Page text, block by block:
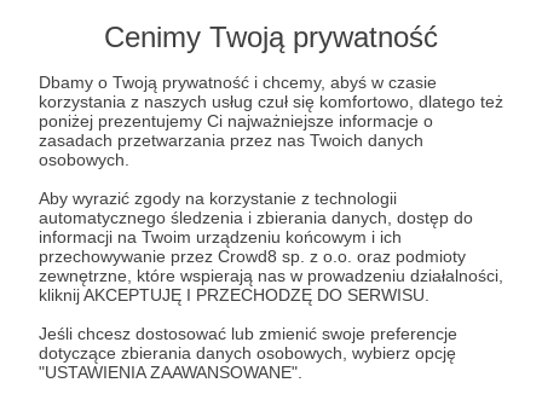
Cenimy Twoją prywatność
Dbamy o Twoją prywatność i chcemy, abyś w czasie
korzystania z naszych usług czuł się komfortowo, dlatego też
poniżej prezentujemy Ci najważniejsze informacje o
zasadach przetwarzania przez nas Twoich danych
osobowych.
Aby wyrazić zgody na korzystanie z technologii
automatycznego śledzenia i zbierania danych, dostęp do
informacji na Twoim urządzeniu końcowym i ich
przechowywanie przez Crowd8 sp. z o.o. oraz podmioty
zewnętrzne, które wspierają nas w prowadzeniu działalności,
kliknij AKCEPTUJĘ I PRZECHODZĘ DO SERWISU.
Jeśli chcesz dostosować lub zmienić swoje preferencje
dotyczące zbierania danych osobowych, wybierz opcję
"USTAWIENIA ZAAWANSOWANE".
wyrażenia sprzeciwu wobec przetwarzania Twoich danych
osobowych. Rejestracja dla osób niepełnoletnich możliwa
jest po przekazaniu podpisanego formularza "Zgodna na
założenie konta przez osobę niepełnoletnią", formularz
dostępny jest na stronie regulaminu Patronite.pl.
* Zapoznałem się i akceptujęRegulaminserwisu oraz